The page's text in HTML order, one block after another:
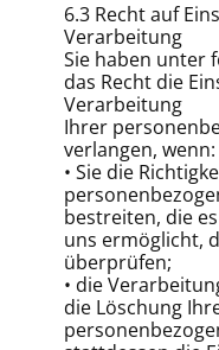
6.3 Recht auf
Verarbeitung
Sie haben unter
das Recht die
Verarbeitung
Ihrer
verlangen, wenn:
• Sie die
bestreiten, die es
uns ermöglicht,
überprüfen;
• die
die Löschung